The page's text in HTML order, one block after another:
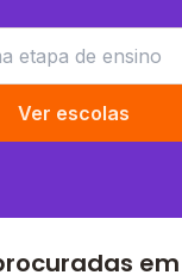
Ver escolas
em